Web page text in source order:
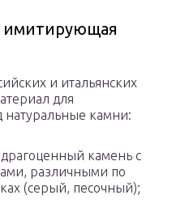
имитирующая
и итальянских
для
натуральные камни:
камень с
различными по
(серый, песочный);